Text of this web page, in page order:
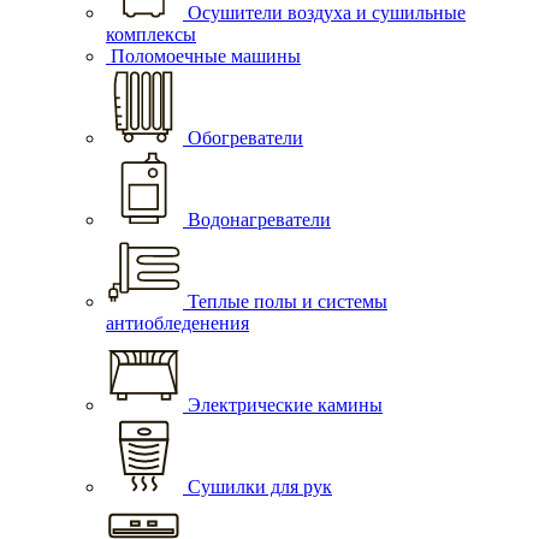
Осушители воздуха и сушильные
комплексы
Поломоечные машины
Обогреватели
Водонагреватели
Теплые полы и системы
антиобледенения
Электрические камины
Сушилки для рук